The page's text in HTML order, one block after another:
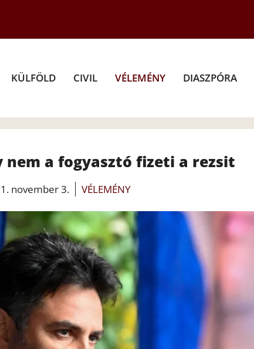
KÜLFÖLD CIVIL VÉLEMÉNY DIASZPÓRA
nem a fogyasztó fizeti a rezsit
november 3. VÉLEMÉNY